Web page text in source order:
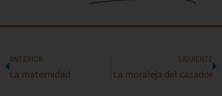
ANTERIOR
La maternidad
SIGUIENTE
La moraleja del cazador